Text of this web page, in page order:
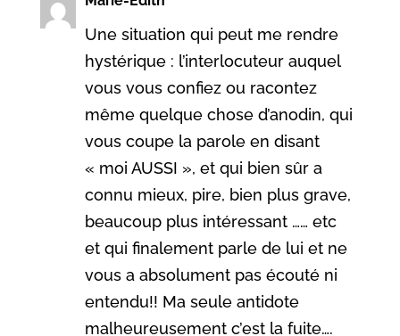
Une situation qui peut me rendre
hystérique : l’interlocuteur auquel
vous vous confiez ou racontez
même quelque chose d’anodin, qui
vous coupe la parole en disant
« moi AUSSI », et qui bien sûr a
connu mieux, pire, bien plus grave,
beaucoup plus intéressant …… etc
et qui finalement parle de lui et ne
vous a absolument pas écouté ni
entendu!! Ma seule antidote
malheureusement c’est la fuite….